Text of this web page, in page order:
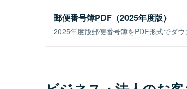
郵便番号簿PDF（2025年度版）
2025年度版郵便番号簿をPDF形式でダウ